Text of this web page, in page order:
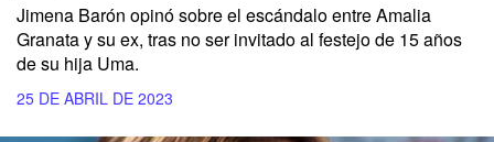
Jimena Barón opinó sobre el escándalo entre Amalia
Granata y su ex, tras no ser invitado al festejo de 15 años
de su hija Uma.
25 DE ABRIL DE 2023